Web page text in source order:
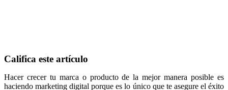
Califica este artículo
Hacer crecer tu marca o producto de la mejor manera posible es
haciendo marketing digital porque es lo único que te asegure el éxito